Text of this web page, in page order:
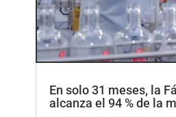
En solo 31 meses, la
alcanza el 94 % de la